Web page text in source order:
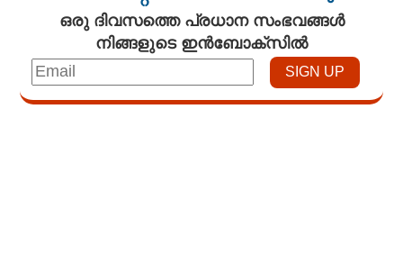
ഒരു ദിവസത്തെ പ്രധാന സംഭവങ്ങൾ
നിങ്ങളുടെ ഇൻബോക്സിൽ